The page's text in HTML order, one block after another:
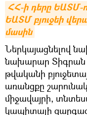
ՀՀ-ի դերը ԵԱՏՄ-
ԵԱՏՄ բյուջեի
մասին
Ներկայացնելով
նախարար Տիգրան
թվականի
առանցքը
միջավայրի,
կապիտալի